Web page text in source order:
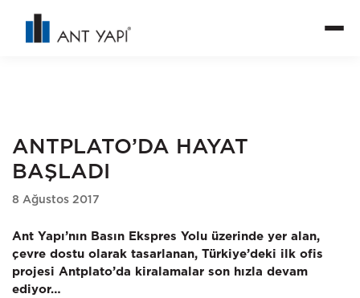
ANTPLATO’DA HAYAT
BAŞLADI
8 Ağustos 2017
Ant Yapı’nın Basın Ekspres Yolu üzerinde yer alan,
çevre dostu olarak tasarlanan, Türkiye’deki ilk ofis
projesi Antplato’da kiralamalar son hızla devam
ediyor…